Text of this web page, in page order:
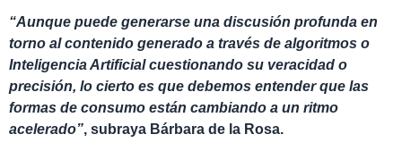
“Aunque puede generarse una discusión profunda en
torno al contenido generado a través de algoritmos o
Inteligencia Artificial cuestionando su veracidad o
precisión, lo cierto es que debemos entender que las
formas de consumo están cambiando a un ritmo
acelerado”, subraya Bárbara de la Rosa.